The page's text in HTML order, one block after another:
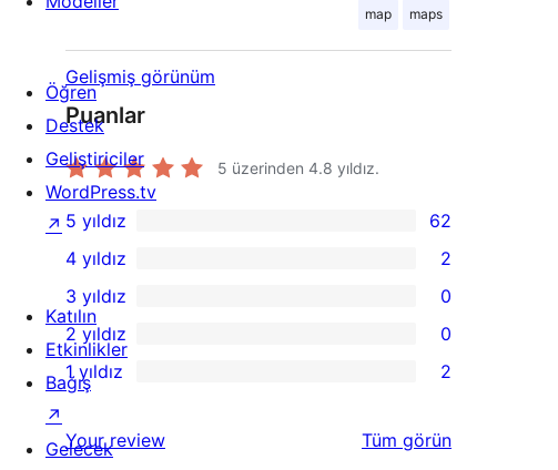
map maps
Gelişmiş görünüm
Puanlar
5 üzerinden 4.8 yıldız.
62
5
yıldızlı
inceleme
5 yıldız 62
4
yıldızlı
inceleme
4 yıldız 2
0
3
yıldızlı
3 yıldız 0
0
2
inceleme
2 yıldız 0
2
yıldızlı
1 yıldız 2
Your review Tüm değerlendirmeleri
görün
Öğren
Destek
Geliştiriciler
WordPress.tv
↗
Katılın
Etkinlikler
Bağış
↗
Gelecek